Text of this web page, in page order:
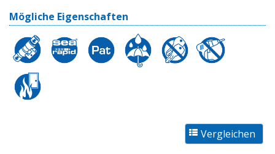
Mögliche Eigenschaften